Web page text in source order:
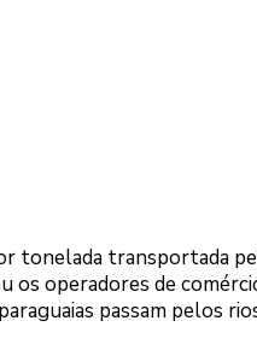
tonelada transportada
operadores de
passam pelos